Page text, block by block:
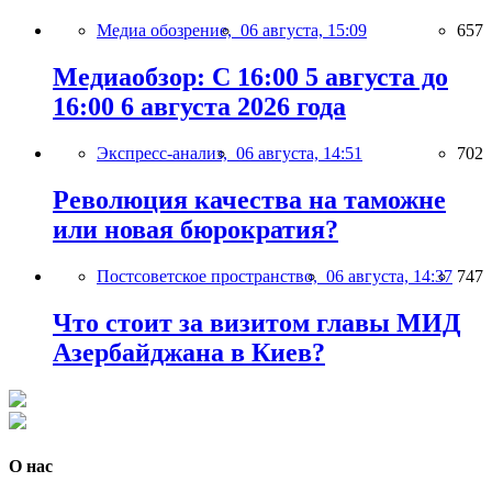
Медиа обозрение, 06 августа, 15:09 657
Медиаобзор: С 16:00 5 августа до
16:00 6 августа 2026 года
Экспресс-анализ, 06 августа, 14:51 702
Революция качества на таможне
или новая бюрократия?
Постсоветское пространство, 06 августа, 14:37 747
Что стоит за визитом главы МИД
Азербайджана в Киев?
О нас